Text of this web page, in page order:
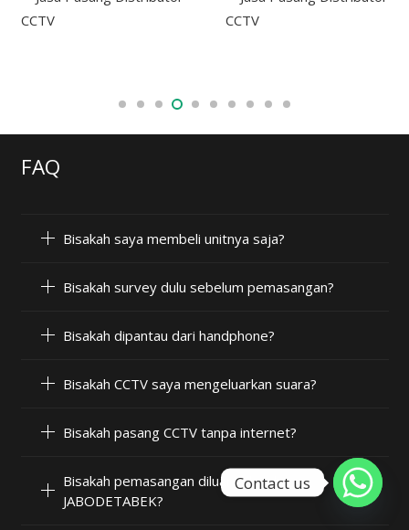
FAQ
Bisakah saya membeli unitnya saja?
Bisakah survey dulu sebelum pemasangan?
Bisakah dipantau dari handphone?
Bisakah CCTV saya mengeluarkan suara?
Bisakah pasang CCTV tanpa internet?
Bisakah pemasangan diluar wilayah
JABODETABEK?
Contact us